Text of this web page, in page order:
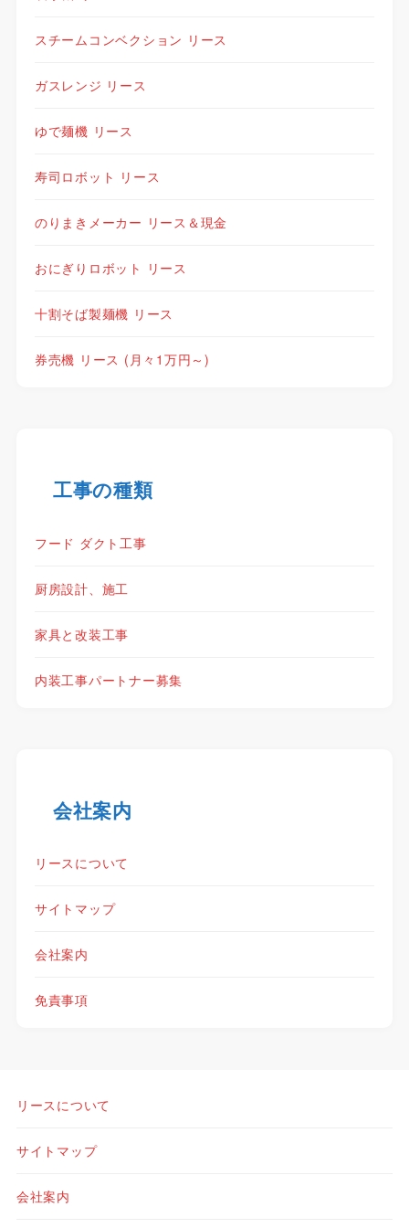
スチームコンベクション リース
ガスレンジ リース
ゆで麺機 リース
寿司ロボット リース
のりまきメーカー リース＆現金
おにぎりロボット リース
十割そば製麺機 リース
券売機 リース (月々1万円～)
工事の種類
フード ダクト工事
厨房設計、施工
家具と改装工事
内装工事パートナー募集
会社案内
リースについて
サイトマップ
会社案内
免責事項
リースについて
サイトマップ
会社案内